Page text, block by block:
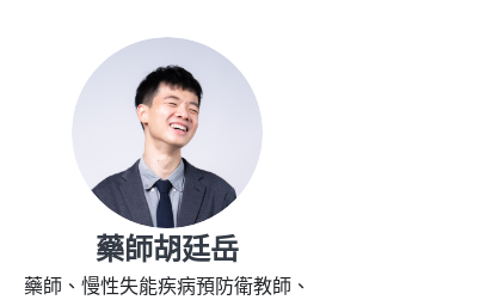
藥師胡廷岳
藥師、慢性失能疾病預防衛教師、